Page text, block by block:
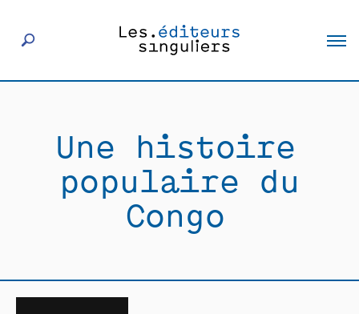
Éditeurs
Livres
Rencontres
Une histoire
populaire du
Congo